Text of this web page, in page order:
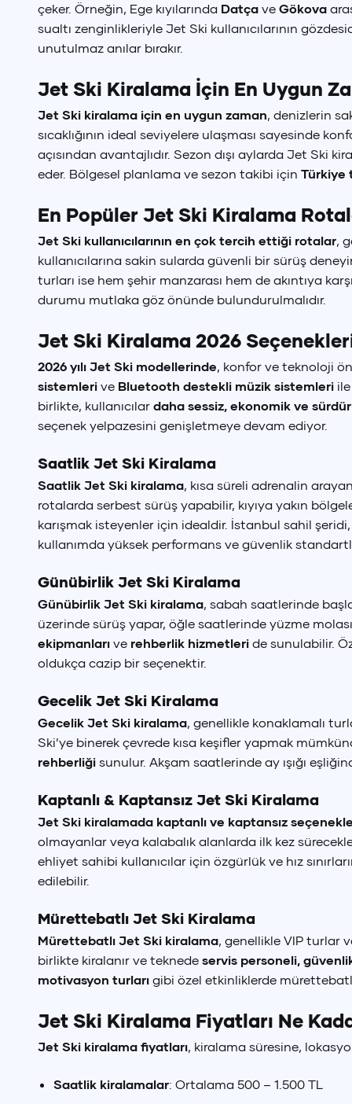
₺
çeker. Örneğin, Ege kıyılarında Datça ve Gökova
sualtı zenginlikleriyle Jet Ski kullanıcılarının
unutulmaz anılar bırakır.
Jet Ski Kiralama İçin En Uygun
Jet Ski kiralama için en uygun zaman, denizlerin
sıcaklığının ideal seviyelere ulaşması sayesinde
açısından avantajlıdır. Sezon dışı aylarda Jet Ski
eder. Bölgesel planlama ve sezon takibi için Türkiye
En Popüler Jet Ski Kiralama
Jet Ski kullanıcılarının en çok tercih ettiği rotalar,
kullanıcılarına sakin sularda güvenli bir sürüş
turları ise hem şehir manzarası hem de akıntıya
durumu mutlaka göz önünde bulundurulmalıdır.
Jet Ski Kiralama 2026
2026 yılı Jet Ski modellerinde, konfor ve teknoloji
sistemleri ve Bluetooth destekli müzik sistemleri
birlikte, kullanıcılar daha sessiz, ekonomik ve
seçenek yelpazesini genişletmeye devam ediyor.
Saatlik Jet Ski Kiralama
Saatlik Jet Ski kiralama, kısa süreli adrenalin
rotalarda serbest sürüş yapabilir, kıyıya yakın
karışmak isteyenler için idealdir. İstanbul sahil
kullanımda yüksek performans ve güvenlik
Günübirlik Jet Ski Kiralama
Günübirlik Jet Ski kiralama, sabah saatlerinde
üzerinde sürüş yapar, öğle saatlerinde yüzme
ekipmanları ve rehberlik hizmetleri de sunulabilir.
oldukça cazip bir seçenektir.
Gecelik Jet Ski Kiralama
Gecelik Jet Ski kiralama, genellikle konaklamalı
Ski’ye binerek çevrede kısa keşifler yapmak
rehberliği sunulur. Akşam saatlerinde ay ışığı
Kaptanlı & Kaptansız Jet Ski Kiralama
Jet Ski kiralamada kaptanlı ve kaptansız
olmayanlar veya kalabalık alanlarda ilk kez
ehliyet sahibi kullanıcılar için özgürlük ve hız
edilebilir.
Mürettebatlı Jet Ski Kiralama
Mürettebatlı Jet Ski kiralama, genellikle VIP turlar
birlikte kiralanır ve teknede servis personeli,
motivasyon turları gibi özel etkinliklerde
Jet Ski Kiralama Fiyatları Ne
Jet Ski kiralama fiyatları, kiralama süresine,
Saatlik kiralamalar: Ortalama 500 – 1.500 TL